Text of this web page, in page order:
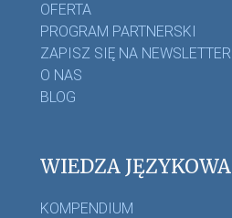
OFERTA
PROGRAM PARTNERSKI
ZAPISZ SIĘ NA NEWSLETTER
O NAS
BLOG
WIEDZA JĘZYKOWA
KOMPENDIUM